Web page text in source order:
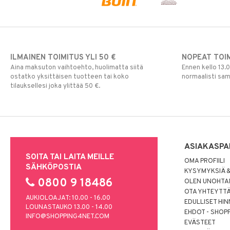
ILMAINEN TOIMITUS YLI 50 €
Aina maksuton vaihtoehto, huolimatta siitä
ostatko yksittäisen tuotteen tai koko
tilauksellesi joka ylittää 50 €.
NOPEAT
Ennen kello
normaalisti
SOITA TAI LAITA MEILLE
SÄHKÖPOSTIA
0800 9 18486
AUKIOLOAJAT: 10.00 - 16.00
LOUNASTAUKO 13.00 - 14.00
INFO@SHOPPING4NET.COM
OMA PROFIILI
KYSYMYKSIÄ
OLEN
OTA
EDULLISET
EHDOT -
EVÄSTEET